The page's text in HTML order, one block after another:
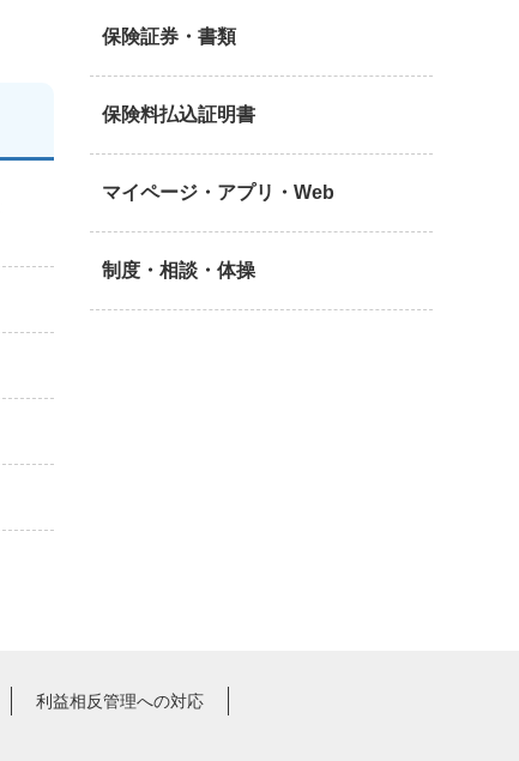
保険証券・書類
保険料払込証明書
マイページ・アプリ・Web
制度・相談・体操
利益相反管理への対応